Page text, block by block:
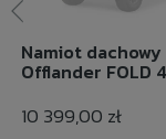
Namiot dachowy
Offlander FOLD 4
10 399,00 zł